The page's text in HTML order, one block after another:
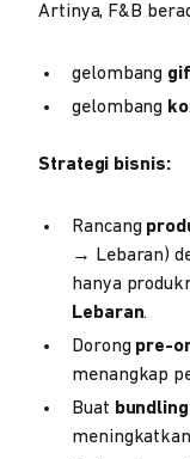
Artinya, F&B
gelombang
gelombang
Strategi bisnis:
Rancang
→ Lebaran)
hanya
Lebaran.
Dorong pre-
menangkap
Buat